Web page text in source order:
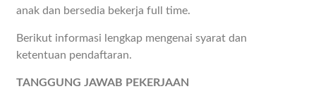
anak dan bersedia bekerja full time.
Berikut informasi lengkap mengenai syarat dan
ketentuan pendaftaran.
TANGGUNG JAWAB PEKERJAAN